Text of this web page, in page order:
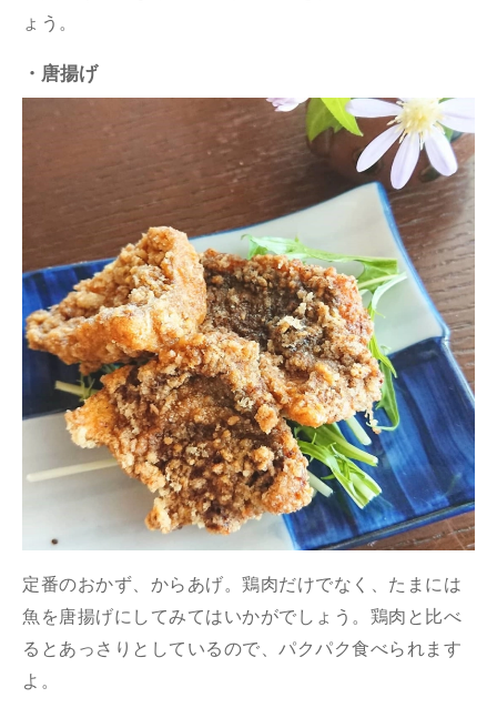
ょう。
・唐揚げ
定番のおかず、からあげ。鶏肉だけでなく、たまには
魚を唐揚げにしてみてはいかがでしょう。鶏肉と比べ
るとあっさりとしているので、パクパク食べられます
よ。